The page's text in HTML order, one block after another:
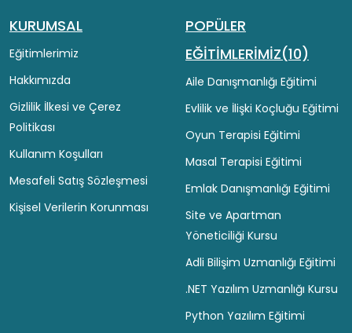
KURUMSAL
Eğitimlerimiz
Hakkımızda
Gizlilik İlkesi ve Çerez
Politikası
Kullanım Koşulları
Mesafeli Satış Sözleşmesi
Kişisel Verilerin Korunması
POPÜLER
EĞİTİMLERİMİZ(10)
Aile Danışmanlığı Eğitimi
Evlilik ve İlişki Koçluğu Eğitimi
Oyun Terapisi Eğitimi
Masal Terapisi Eğitimi
Emlak Danışmanlığı Eğitimi
Site ve Apartman
Yöneticiliği Kursu
Adli Bilişim Uzmanlığı Eğitimi
.NET Yazılım Uzmanlığı Kursu
Python Yazılım Eğitimi